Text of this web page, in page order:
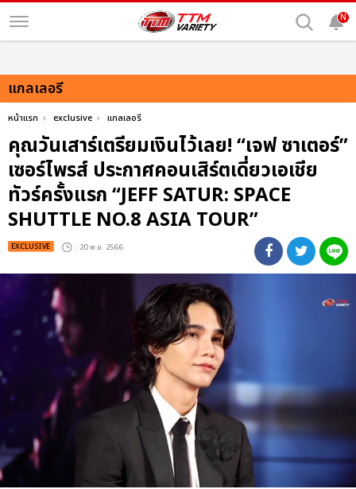
N
แกลเลอรี
หน้าแรก exclusive แกลเลอรี
คุณวันเสาร์เตรียมเงินไว้เลย! “เจฟ ซาเตอร์”
เซอร์ไพรส์ ประกาศคอนเสิร์ตเดี่ยวเอเชีย
ทัวร์ครั้งแรก “JEFF SATUR: SPACE
SHUTTLE NO.8 ASIA TOUR”
EXCLUSIVE : 20 พ.ย. 2566